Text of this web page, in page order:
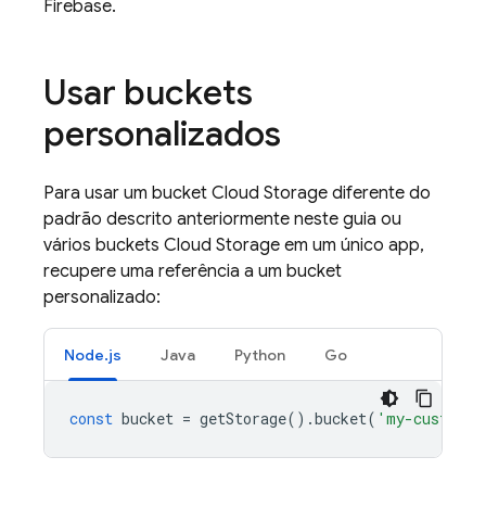
Firebase.
Usar buckets
personalizados
Para usar um bucket Cloud Storage diferente do
padrão descrito anteriormente neste guia ou
vários buckets Cloud Storage em um único app,
recupere uma referência a um bucket
personalizado:
Node.js Java Python Go
const bucket = getStorage().bucket( 'my-custom-